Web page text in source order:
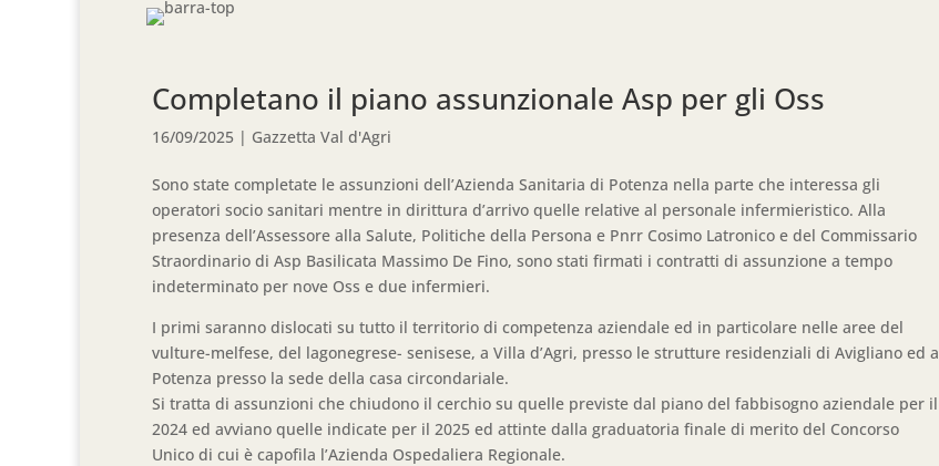
Completano il piano assunzionale Asp per gli Oss
16/09/2025 | Gazzetta Val d'Agri
Sono state completate le assunzioni dell’Azienda Sanitaria di Potenza nella parte che interessa gli
operatori socio sanitari mentre in dirittura d’arrivo quelle relative al personale infermieristico. Alla
presenza dell’Assessore alla Salute, Politiche della Persona e Pnrr Cosimo Latronico e del Commissario
Straordinario di Asp Basilicata Massimo De Fino, sono stati firmati i contratti di assunzione a tempo
indeterminato per nove Oss e due infermieri.
I primi saranno dislocati su tutto il territorio di competenza aziendale ed in particolare nelle aree del
vulture-melfese, del lagonegrese- senisese, a Villa d’Agri, presso le strutture residenziali di Avigliano ed a
Potenza presso la sede della casa circondariale.
Si tratta di assunzioni che chiudono il cerchio su quelle previste dal piano del fabbisogno aziendale per il
2024 ed avviano quelle indicate per il 2025 ed attinte dalla graduatoria finale di merito del Concorso
Unico di cui è capofila l’Azienda Ospedaliera Regionale.